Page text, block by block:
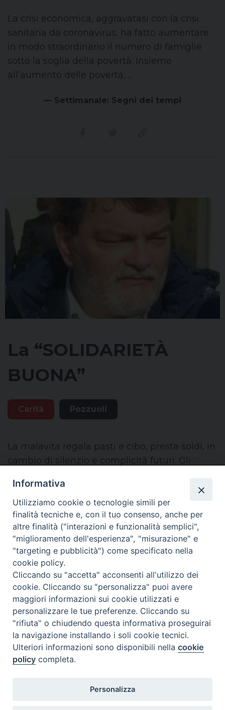
La crisi economica, aggravatasi con la crisi
sanitaria da coronavirus, ha fatto aumentare
in modo straordinario il numero di famiglie
sotto la soglia della povertà. Insieme
all’aumento delle povertà, ...
— Settimanale: Segni dei tempi
La “SOLIDARIETÀ
BUONA”
Carità Pozzuoli
La malavita regala pasti e cibo, presta soldi, in
cambio di silenzio e complicità futuri. Gli
piccole e medie imprese che non hanno ...
— Settimanale: Segni dei tempi
Condividi su facebook
Condividi su twitter
Link alla storia
Memoria delCovid ©2020
Privacy Policy
Informativa
Utilizziamo cookie o tecnologie simili per
finalità tecniche e, con il tuo consenso, anche per
altre finalità ("interazioni e funzionalità semplici",
"miglioramento dell'esperienza", "misurazione" e
"targeting e pubblicità") come specificato nella
cookie policy.
Cliccando su "accetta" acconsenti all'utilizzo dei
cookie. Cliccando su "personalizza" puoi avere
maggiori informazioni sui cookie utilizzati e
personalizzare le tue preferenze. Cliccando su
"rifiuta" o chiudendo questa informativa proseguirai
la navigazione installando i soli cookie tecnici.
Ulteriori informazioni sono disponibili nellacookie
policy completa.
Personalizza